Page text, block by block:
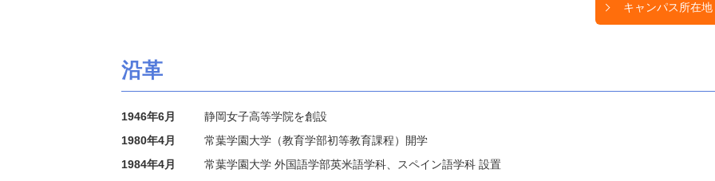
キャンパス所在地
沿革
1946年6月
静岡女子高等学院を創設
1980年4月
常葉学園大学（教育学部初等教育課程）開学
1984年4月
常葉学園大学 外国語学部英米語学科、スペイン語学科 設置